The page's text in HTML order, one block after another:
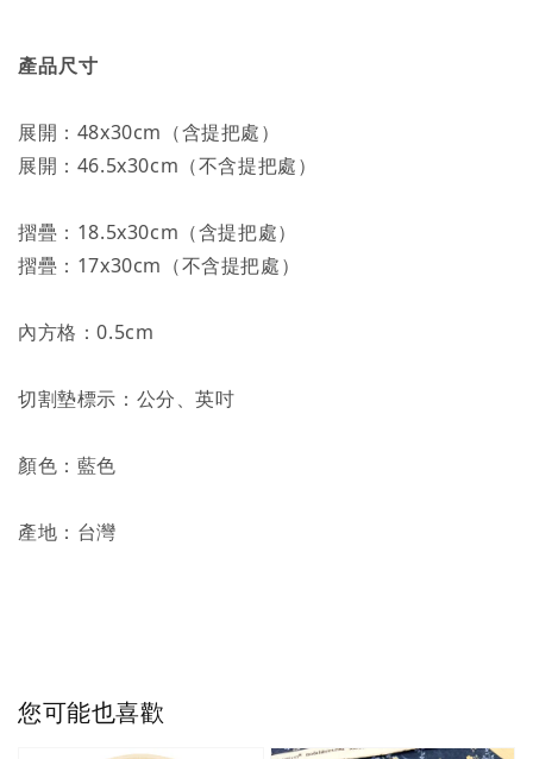
產品尺寸
展開：48x30cm（含提把處）
展開：46.5x30cm（不含提把處）
摺疊：18.5x30cm（含提把處）
摺疊：17x30cm（不含提把處）
內方格：0.5cm
切割墊標示：公分、英吋
顏色：藍色
產地：台灣
您可能也喜歡